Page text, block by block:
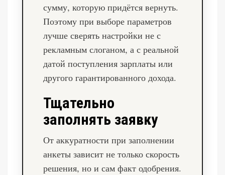
сумму, которую придётся вернуть.
Поэтому при выборе параметров
лучше сверять настройки не с
рекламным слоганом, а с реальной
датой поступления зарплаты или
другого гарантированного дохода.
Тщательно
заполнять заявку
От аккуратности при заполнении
анкеты зависит не только скорость
решения, но и сам факт одобрения.